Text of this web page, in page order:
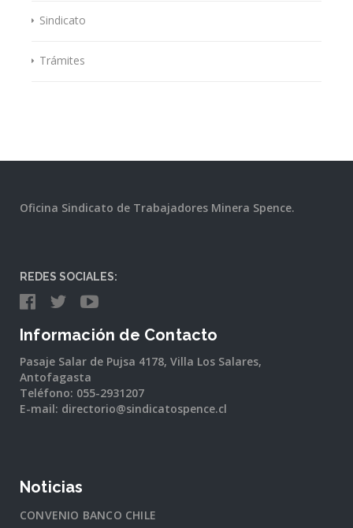
Sindicato
Trámites
Oficina Sindicato de Trabajadores Minera Spence.
REDES SOCIALES:
Información de Contacto
Pasaje Salar de Pujsa 4178, Villa Los Salares,
Antofagasta
Teléfono: 055-2931207
E-mail: directorio@sindicatospence.cl
Noticias
CONVENIO BANCO CHILE